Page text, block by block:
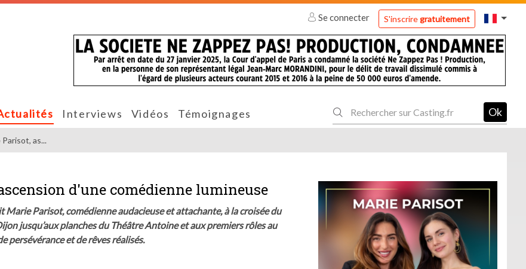
Se connecter S'inscriregratuitement
Interviews Vidéos Témoignages Ok
as...
d'une comédienne lumineuse
Parisot, comédienne audacieuse et attachante, à la croisée du
jusqu’aux planches du Théâtre Antoine et aux premiers rôles au
persévérance et de rêves réalisés.